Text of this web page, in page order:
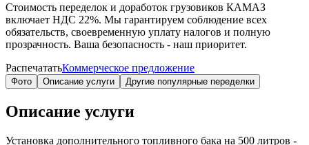
Стоимость переделок и доработок грузовиков КАМАЗ
включает НДС 22%. Мы гарантируем соблюдение всех
обязательств, своевременную уплату налогов и полную
прозрачность. Ваша безопасность - наш приоритет.
РаспечататьКоммерческое предложение
Фото Описание услуги Другие популярные переделки
Описание услуги
Установка дополнительного топливного бака на 500 литров -